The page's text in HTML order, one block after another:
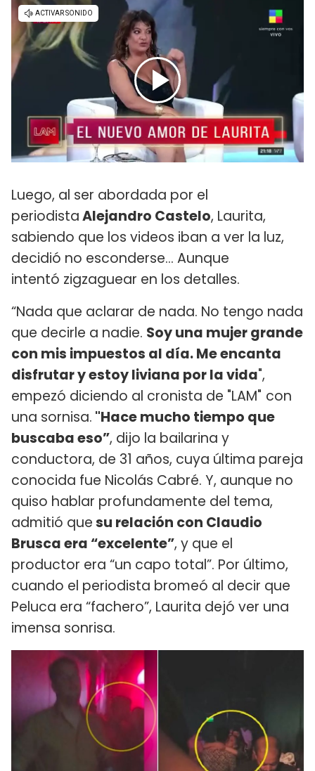
Luego, al ser abordada por el
periodistaAlejandro Castelo, Laurita,
sabiendo que los videos iban a ver la luz,
decidió no esconderse... Aunque
intentó zigzaguear en los detalles.
“Nada que aclarar de nada. No tengo nada
que decirle a nadie. Soy una mujer grande
con mis impuestos al día. Me encanta
disfrutar y estoy liviana por la vida",
empezó diciendo al cronista de "LAM" con
una sornisa. "Hace mucho tiempo que
buscaba eso”, dijo la bailarina y
conductora, de 31 años, cuya última pareja
conocida fue Nicolás Cabré. Y, aunque no
quiso hablar profundamente del tema,
admitió quesu relación con Claudio
Brusca era “excelente”, y que el
productor era “un capo total”. Por último,
cuando el periodista bromeó al decir que
Peluca era “fachero”, Laurita dejó ver una
imensa sonrisa.